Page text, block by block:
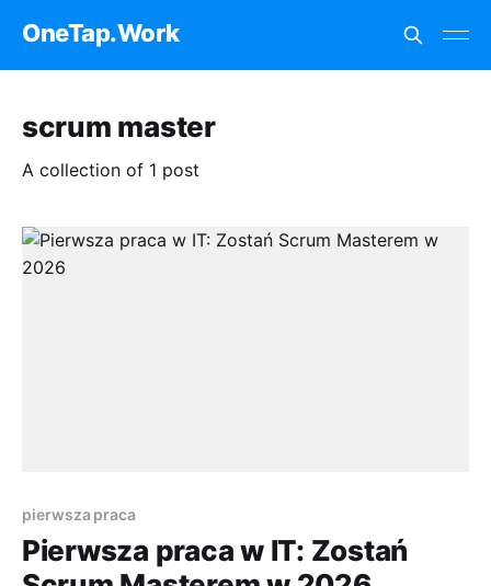
OneTap.Work
scrum master
A collection of 1 post
pierwsza praca
Pierwsza praca w IT: Zostań